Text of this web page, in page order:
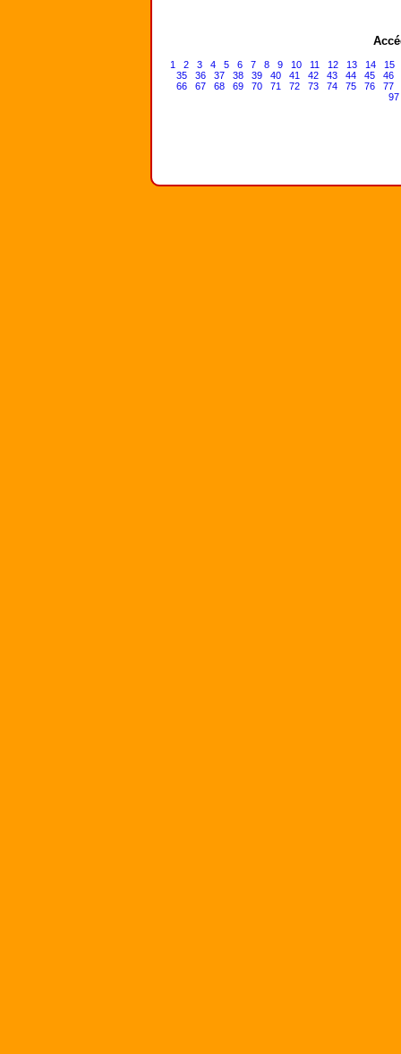
1 2 3 4 5 6 7 8 9 10 11 12 13 14
15
35
36 37 38 39 40 41 42 43 44 45
46
66
67 68 69 70 71 72 73 74 75 76
77
97